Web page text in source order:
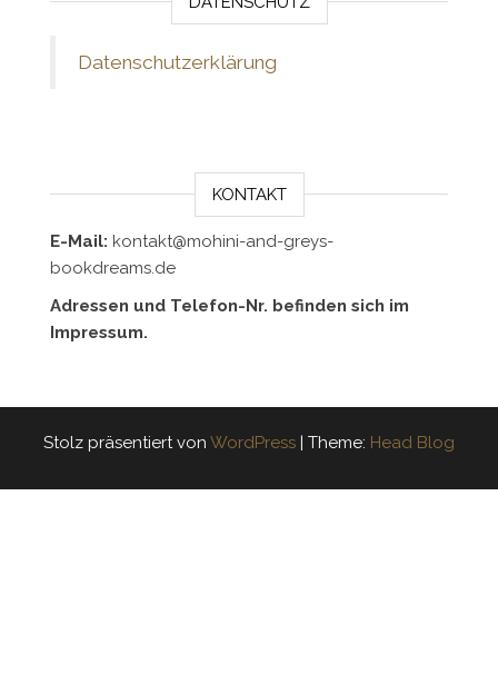
Datenschutzerklärung
KONTAKT
E-Mail: kontakt@mohini-and-greys-
bookdreams.de
Adressen und Telefon-Nr. befinden sich im
Impressum.
Stolz präsentiert von WordPress | Theme: Head Blog